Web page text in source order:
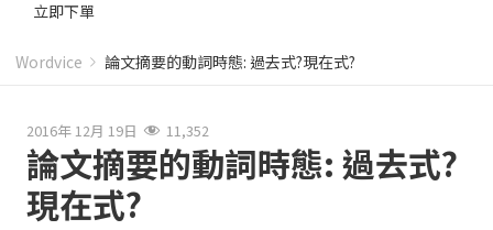
立即下單
Wordvice 論文摘要的動詞時態: 過去式?現在式?
2016年 12月 19日 11,352
論文摘要的動詞時態: 過去式?
現在式?